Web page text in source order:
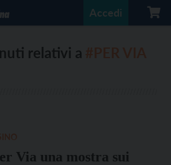
Accedi
relativi a
Via una mostra sui